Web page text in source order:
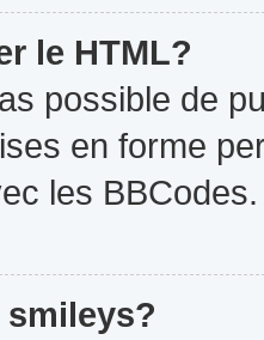
le HTML?
possible de
en forme
les BBCodes.